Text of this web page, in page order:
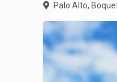
Palo Alto,